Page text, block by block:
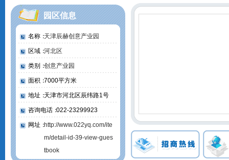
园区信息
名称：天津辰赫创意产业园
区域：河北区
类别：创意产业园
面积：7000平方米
地址：天津市河北区辰纬路1号
咨询电话：022-23299923
网址：http://www.022yq.com/ite
m/detail-id-39-view-gues
tbook